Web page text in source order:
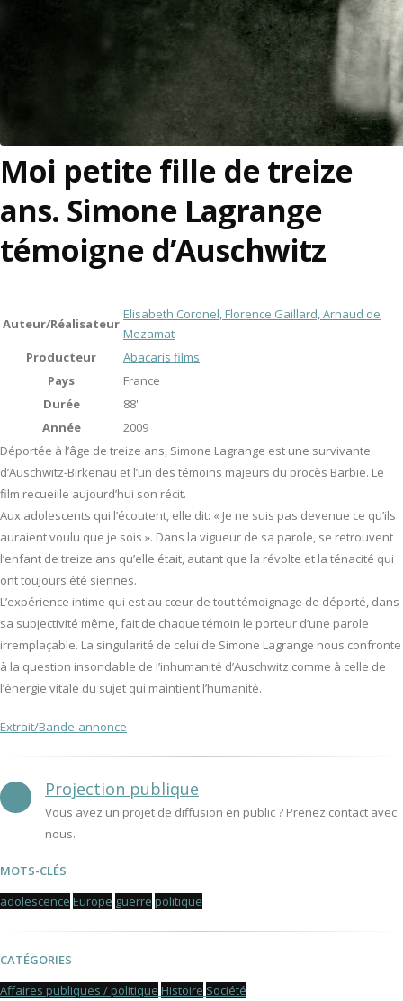
Moi petite fille de treize
ans. Simone Lagrange
témoigne d’Auschwitz
Auteur/Réalisateur
Elisabeth Coronel, Florence Gaillard, Arnaud de
Mezamat
Producteur
Abacaris films
Pays
France
Durée
88'
Année
2009
Déportée à l’âge de treize ans, Simone Lagrange est une survivante
d’Auschwitz-Birkenau et l’un des témoins majeurs du procès Barbie. Le
film recueille aujourd’hui son récit.
Aux adolescents qui l’écoutent, elle dit: « Je ne suis pas devenue ce qu’ils
auraient voulu que je sois ». Dans la vigueur de sa parole, se retrouvent
l’enfant de treize ans qu’elle était, autant que la révolte et la ténacité qui
ont toujours été siennes.
L’expérience intime qui est au cœur de tout témoignage de déporté, dans
sa subjectivité même, fait de chaque témoin le porteur d’une parole
irremplaçable. La singularité de celui de Simone Lagrange nous confronte
à la question insondable de l’inhumanité d’Auschwitz comme à celle de
l’énergie vitale du sujet qui maintient l’humanité.
Extrait/Bande-annonce
Projection publique
Vous avez un projet de diffusion en public ? Prenez contact avec
nous.
MOTS-CLÉS
adolescence Europe guerre politique
CATÉGORIES
Affaires publiques / politique Histoire Société